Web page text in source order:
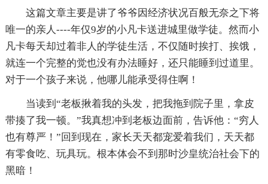
这篇文章主要是讲了爷爷因经济状况百般无奈之下将
唯一的亲人----年仅9岁的小凡卡送进城里做学徒。然而小
凡卡每天却过着非人的学徒生活，不仅随时挨打、挨饿，
就连一个完整的觉也没有办法睡好，还只能睡到过道里。
对于一个孩子来说，他哪儿能承受得住啊！
当读到“老板揪着我的头发，把我拖到院子里，拿皮
带揍了我一顿。”我真想冲到老板边面前，告诉他：“穷人
也有尊严！”回到现在，家长天天都宠爱着我们，天天都
有零食吃、玩具玩。根本体会不到那时沙皇统治社会下的
黑暗！